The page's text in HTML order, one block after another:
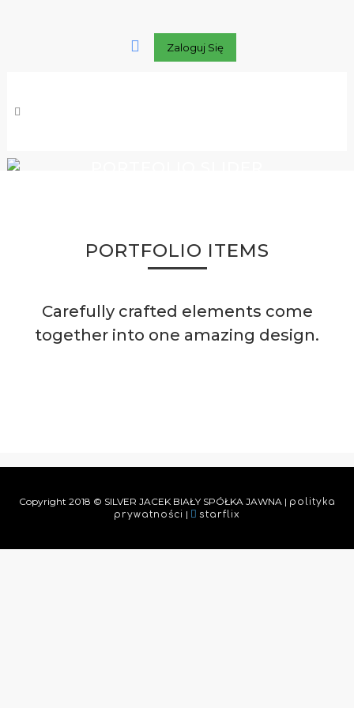
Zaloguj Się
PORTFOLIO ITEMS
Carefully crafted elements come
together into one amazing design.
Copyright 2018 © SILVER JACEK BIAŁY SPÓŁKA JAWNA | polityka
prywatności | starflix